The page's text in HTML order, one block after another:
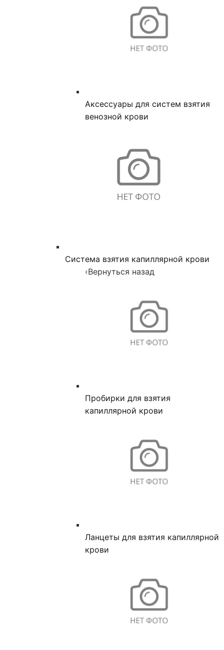
Аксессуары для систем взятия
венозной крови
Система взятия капиллярной крови
‹Вернуться назад
Пробирки для взятия
капиллярной крови
Ланцеты для взятия капиллярной
крови